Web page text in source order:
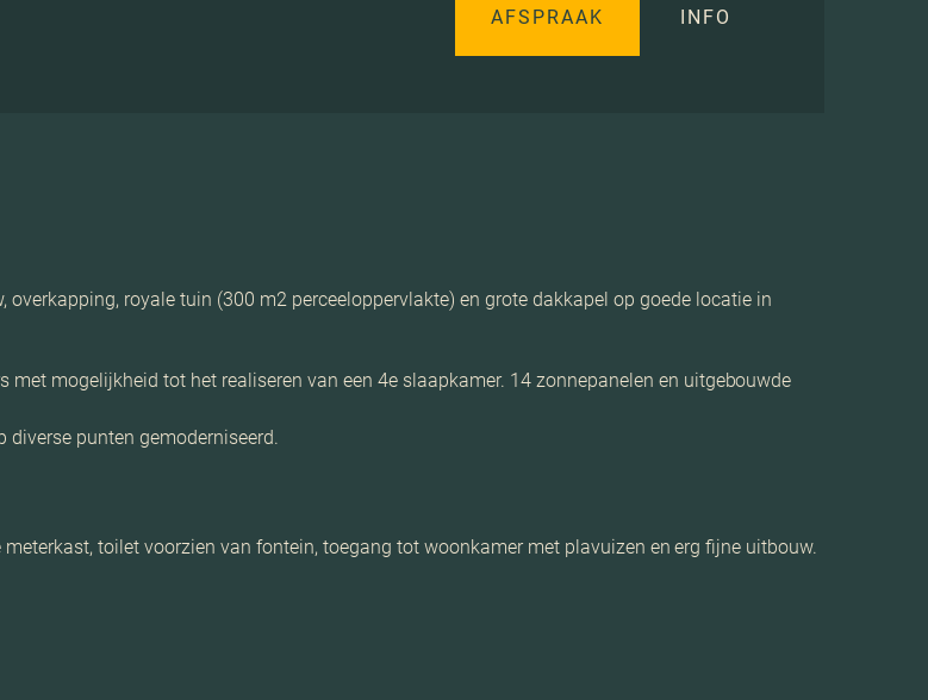
AFSPRAAK INFO
overkapping, royale tuin (300 m2 perceeloppervlakte) en grote dakkapel op goede locatie in
mogelijkheid tot het realiseren van een 4e slaapkamer. 14 zonnepanelen en uitgebouwde
diverse punten gemoderniseerd.
toilet voorzien van fontein, toegang tot woonkamer met plavuizen en erg fijne uitbouw.